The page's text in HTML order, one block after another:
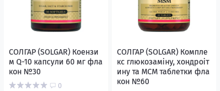
СОЛГАР (SOLGAR) Коензи
м Q-10 капсули 60 мг фла
кон №30
0
СОЛГАР (SOLGAR) Компле
кс глюкозаміну, хондроіт
ину та МСМ таблетки фла
кон №60